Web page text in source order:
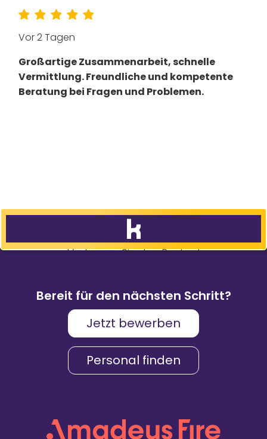
Vor 2 Tagen
Großartige Zusammenarbeit, schnelle
Vermittlung. Freundliche und kompetente
Beratung bei Fragen und Problemen.
Vertrauen Sie den Besten!
Weiterempfehlungen
Karriere & Gehalt
4,2
Unternehmenskultur
4,3
4,4
Bereit für den nächsten Schritt?
Jetzt bewerben
Personal finden